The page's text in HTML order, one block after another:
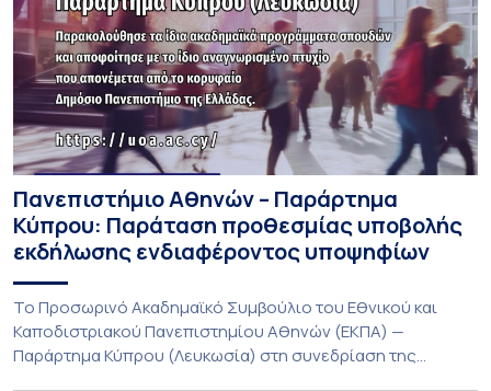
Πανεπιστήμιο Αθηνών – Παράρτημα
Κύπρου: Παράταση προθεσμίας υποβολής
εκδήλωσης ενδιαφέροντος υποψηφίων
Το Προσωρινό Ακαδημαϊκό Συμβούλιο του Εθνικού και
Καποδιστριακού Πανεπιστημίου Αθηνών (ΕΚΠΑ) —
Παράρτημα Κύπρου (Λευκωσία) στη συνεδρίαση της